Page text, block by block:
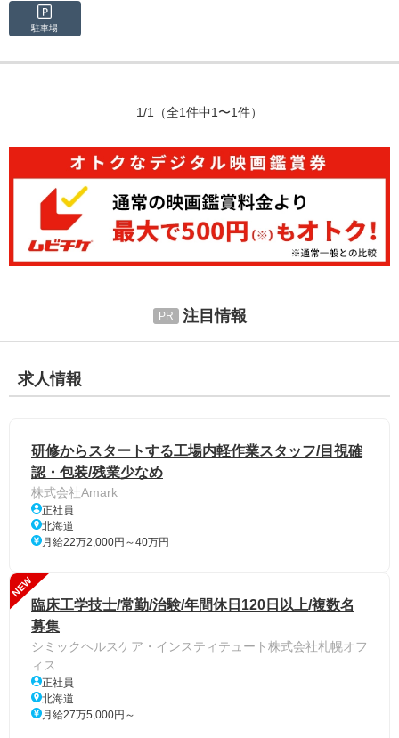
駐車場
1/1 （全1件中1〜1件）
注目情報
求人情報
研修からスタートする工場内軽作業スタッフ/目視確
認・包装/残業少なめ
株式会社Amark
正社員
北海道
月給22万2,000円～40万円
NEW
臨床工学技士/常勤/治験/年間休日120日以上/複数名
募集
シミックヘルスケア・インスティテュート株式会社札幌オフ
ィス
正社員
北海道
月給27万5,000円～